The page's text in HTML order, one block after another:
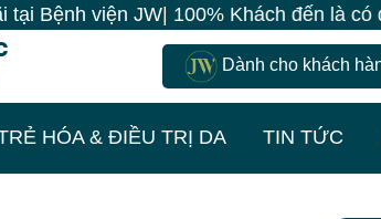
viện JW| 100% Khách đến là có
Dành cho khách
HÓA & ĐIỀU TRỊ DA TIN TỨC